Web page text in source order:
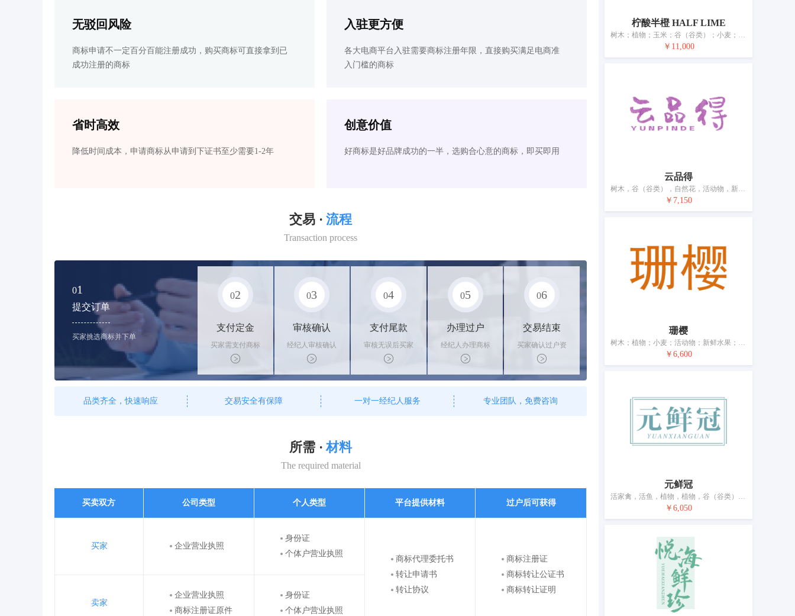
无驳回风险
商标申请不一定百分百能注册成功，购买商标可直接拿到已
成功注册的商标
入驻更方便
各大电商平台入驻需要商标注册年限，直接购买满足电商准
入门槛的商标
省时高效
降低时间成本，申请商标从申请到下证书至少需要1-2年
创意价值
好商标是好品牌成功的一半，选购合心意的商标，即买即用
交易 · 流程
Transaction process
01
提交订单
买家挑选商标并下单
02
支付定金
买家需支付商标
标价的10%的购
买订金
03
审核确认
经纪人审核确认
商标状态
04
支付尾款
审核无误后买家
支付尾款，卖家
办理相关手续
05
办理过户
经纪人办理商标
转让手续，交付
相关证书
06
交易结束
买家确认过户资
料后，平台解冻
资金支付卖家
品类齐全，快速响应 交易安全有保障 一对一经纪人服务 专业团队，免费咨询
所需 · 材料
The required material
买卖双方 公司类型 个人类型 平台提供材料 过户后可获得
买家 企业营业执照
身份证
个体户营业执照
商标代理委托书
转让申请书
转让协议
商标注册证
商标转让公证书
商标转让证明
卖家
企业营业执照
商标注册证原件
身份证
个体户营业执照
柠酸半橙 HALF LIME
树木；植物；玉米；谷（谷类）；小麦；活动物；未加工的坚果；新鲜水果；新鲜蔬菜；动物食品
￥11,000
云品得
树木，谷（谷类），自然花，活动物，新鲜水果，新鲜蔬菜，未加工谷种，动物食品，酿酒麦芽，动物垫窝用干稻草
￥7,150
珊樱
树木；植物；小麦；活动物；新鲜水果；新鲜蔬菜；植物种子；饲料；酿酒麦芽；宠物用香砂
￥6,600
元鲜冠
活家禽，活鱼，植物，植物，谷（谷类），新鲜水果，自然花，新鲜蔬菜，树木，动物食品，活动物
￥6,050